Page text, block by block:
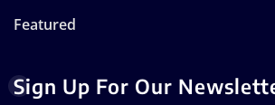
Featured
Sign Up For Our